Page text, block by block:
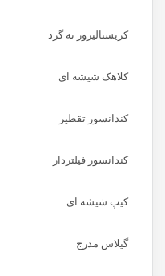
کریستالیزور ته گرد
کلاهک شیشه ای
کندانسور تقطیر
کندانسور فیلتردار
کیپ شیشه ای
گیلاس مدرج